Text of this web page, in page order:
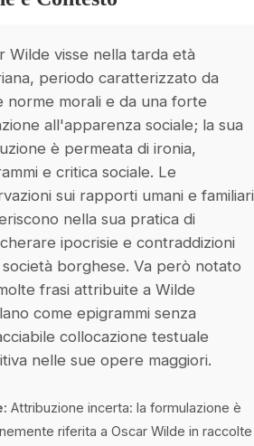
Wilde visse nella tarda età
periodo caratterizzato da
norme morali e da una forte
all'apparenza sociale; la sua
è permeata di ironia,
e critica sociale. Le
sui rapporti umani e familiari
nella sua pratica di
ipocrisie e contraddizioni
borghese. Va però notato
frasi attribuite a Wilde
come epigrammi senza
collocazione testuale
nelle sue opere maggiori.
Attribuzione incerta: la formulazione è
riferita a Oscar Wilde in raccolte